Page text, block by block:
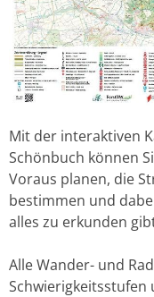
Mit der interaktiven
Schönbuch können
Voraus planen, die
bestimmen und
alles zu erkunden
Alle Wander- und